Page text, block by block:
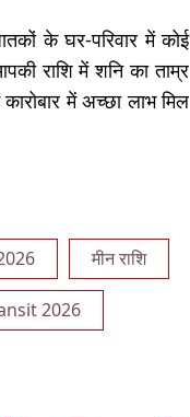
के घर-परिवार में कोई
राशि में शनि का ताम्र
में अच्छा लाभ मिल
मीन राशि
2026